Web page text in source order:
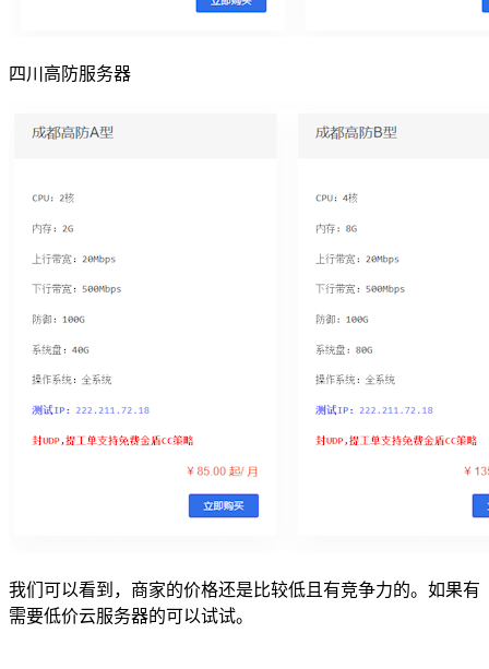
四川高防服务器
我们可以看到，商家的价格还是比较低且有竞争力的。如果有
需要低价云服务器的可以试试。